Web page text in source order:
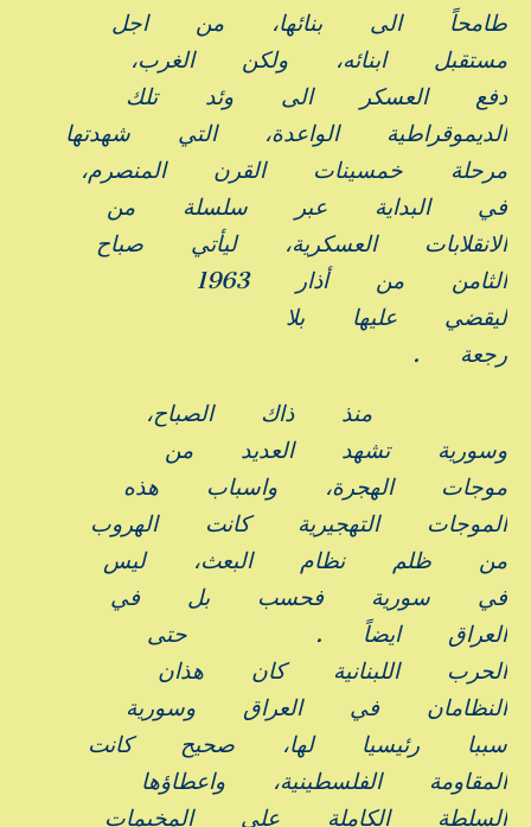
طامحاً
الى بنائها، من
اجل
مستقبل
ابنائه، ولكن
الغرب،
دفع
العسكر الى وئد
تلك
الديموقراطية
الواعدة، التي
شهدتها
مرحلة
خمسينات القرن
المنصرم،
في
البداية عبر سلسلة
من
الانقلابات
العسكرية، ليأتي
صباح
الثامن
من أذار
1963
ليقضي
عليها
بلا
رجعة
.
منذ ذاك
الصباح،
وسورية
تشهد العديد
من
موجات
الهجرة، واسباب
هذه
الموجات
التهجيرية كانت
الهروب
من
ظلم نظام البعث،
ليس
في
سورية فحسب بل
في
العراق
ايضاً .
حتى
الحرب
اللبنانية كان
هذان
النظامان
في العراق
وسورية
سببا
رئيسيا لها، صحيح
كانت
المقاومة
الفلسطينية،
واعطاؤها
السلطة
الكاملة على
المخيمات